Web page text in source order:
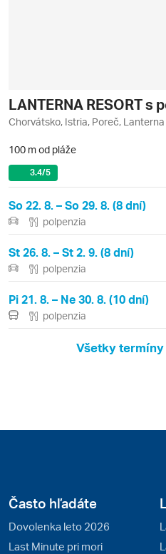
LANTERNA RESORT s
Chorvátsko, Istria, Poreč, Lanterna
100 m od pláže
3.4/5
So 22. 8. – So 29. 8. (8 dní)
polpenzia
St 26. 8. – St 2. 9. (8 dní)
polpenzia
Pi 21. 8. – Ne 30. 8. (10 dní)
polpenzia
Všetky termíny
Často hľadáte
Dovolenka leto 2026
Last Minute pri mori